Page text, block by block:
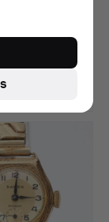
Caja en oro de …
2026